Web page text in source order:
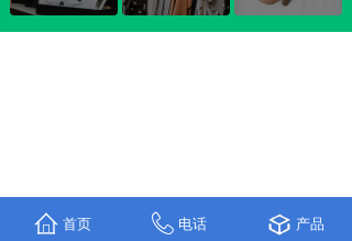
首页 电话 产品